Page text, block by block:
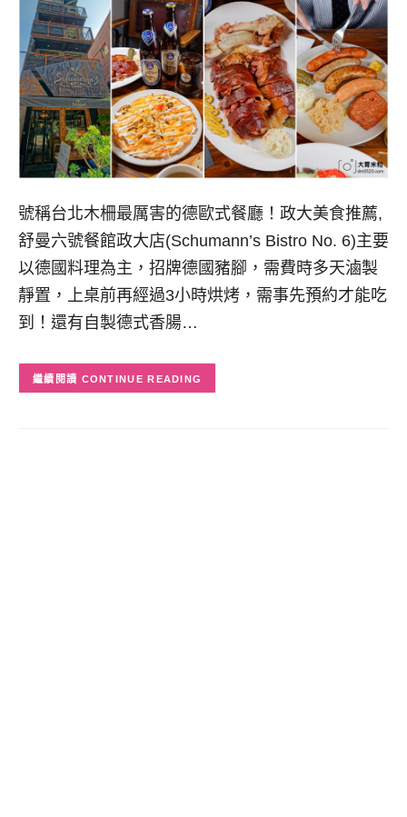
號稱台北木柵最厲害的德歐式餐廳！政大美食推薦,
舒曼六號餐館政大店(Schumann’s Bistro No. 6)主要
以德國料理為主，招牌德國豬腳，需費時多天滷製
靜置，上桌前再經過3小時烘烤，需事先預約才能吃
到！還有自製德式香腸…
CONTINUE READING